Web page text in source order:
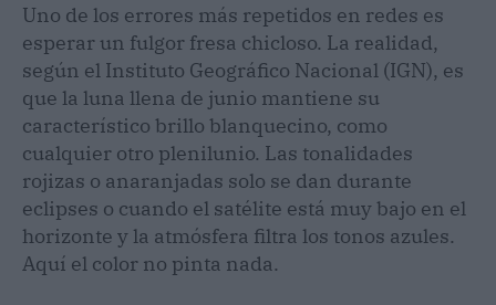
Uno de los errores más repetidos en redes es
esperar un fulgor fresa chicloso. La realidad,
según el Instituto Geográfico Nacional (IGN), es
que la luna llena de junio mantiene su
característico brillo blanquecino, como
cualquier otro plenilunio. Las tonalidades
rojizas o anaranjadas solo se dan durante
eclipses o cuando el satélite está muy bajo en el
horizonte y la atmósfera filtra los tonos azules.
Aquí el color no pinta nada.